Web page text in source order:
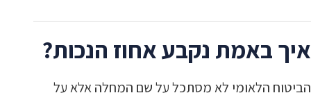
איך באמת נקבע אחוז הנכות?
הביטוח הלאומי לא מסתכל על שם המחלה אלא על